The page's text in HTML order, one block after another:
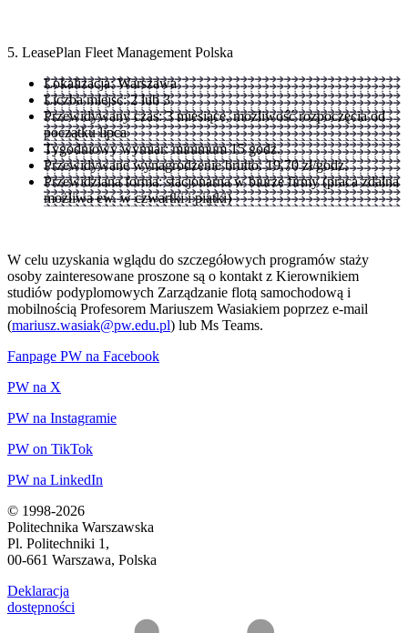
5. LeasePlan Fleet Management Polska
Lokalizacja: Warszawa
Liczba miejsc: 2 lub 3
Przewidywany czas: 3 miesiące, możliwość rozpoczęcia od
początku lipca
Tygodniowy wymiar: minimum 15 godz.
Przewidywane wynagrodzenie brutto: 19,70 zł/godz.
Przewidziana forma: stacjonarna w biurze firmy (praca zdalna
możliwa ew. w czwartki i piątki)
W celu uzyskania wglądu do szczegółowych programów staży
osoby zainteresowane proszone są o kontakt z Kierownikiem
studiów podyplomowych Zarządzanie flotą samochodową i
mobilnością Profesorem Mariuszem Wasiakiem poprzez e-mail
(mariusz.wasiak@pw.edu.pl) lub Ms Teams.
Fanpage PW na Facebook
PW na X
PW na Instagramie
PW on TikTok
PW na LinkedIn
© 1998-2026
Politechnika Warszawska
Pl. Politechniki 1,
00-661 Warszawa, Polska
Deklaracja
dostępności